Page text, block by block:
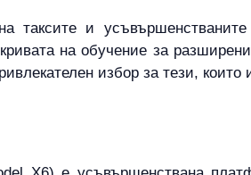
таксите и
на обучение за
избор за тези,